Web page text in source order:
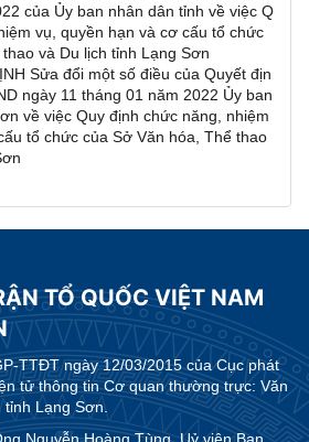
của Ủy ban nhân dân tỉnh về việc Q
vụ, quyền hạn và cơ cấu tổ chức
và Du lịch tỉnh Lạng Sơn
Sửa đổi một số điều của Quyết địn
ngày 11 tháng 01 năm 2022 Ủy ban
về việc Quy định chức năng, nhiệm
tổ chức của Sở Văn hóa, Thể thao
TỔ QUỐC VIỆT NAM
TTĐT ngày 12/03/2015 của Cục phát
tử thông tin Cơ quan thường trực: Văn
Lạng Sơn.